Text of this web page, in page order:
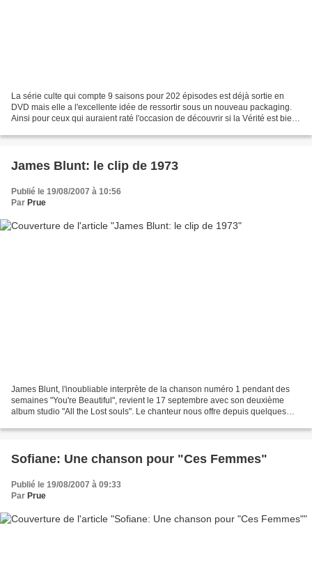
La série culte qui compte 9 saisons pour 202 épisodes est déjà sortie en
DVD mais elle a l'excellente idée de ressortir sous un nouveau packaging.
Ainsi pour ceux qui auraient raté l'occasion de découvrir si la Vérité est bien
James Blunt: le clip de 1973
Publié le 19/08/2007 à 10:56
Par Prue
James Blunt, l'inoubliable interprète de la chanson numéro 1 pendant des
semaines "You're Beautiful", revient le 17 septembre avec son deuxième
album studio "All the Lost souls". Le chanteur nous offre depuis quelques
Sofiane: Une chanson pour "Ces Femmes"
Publié le 19/08/2007 à 09:33
Par Prue